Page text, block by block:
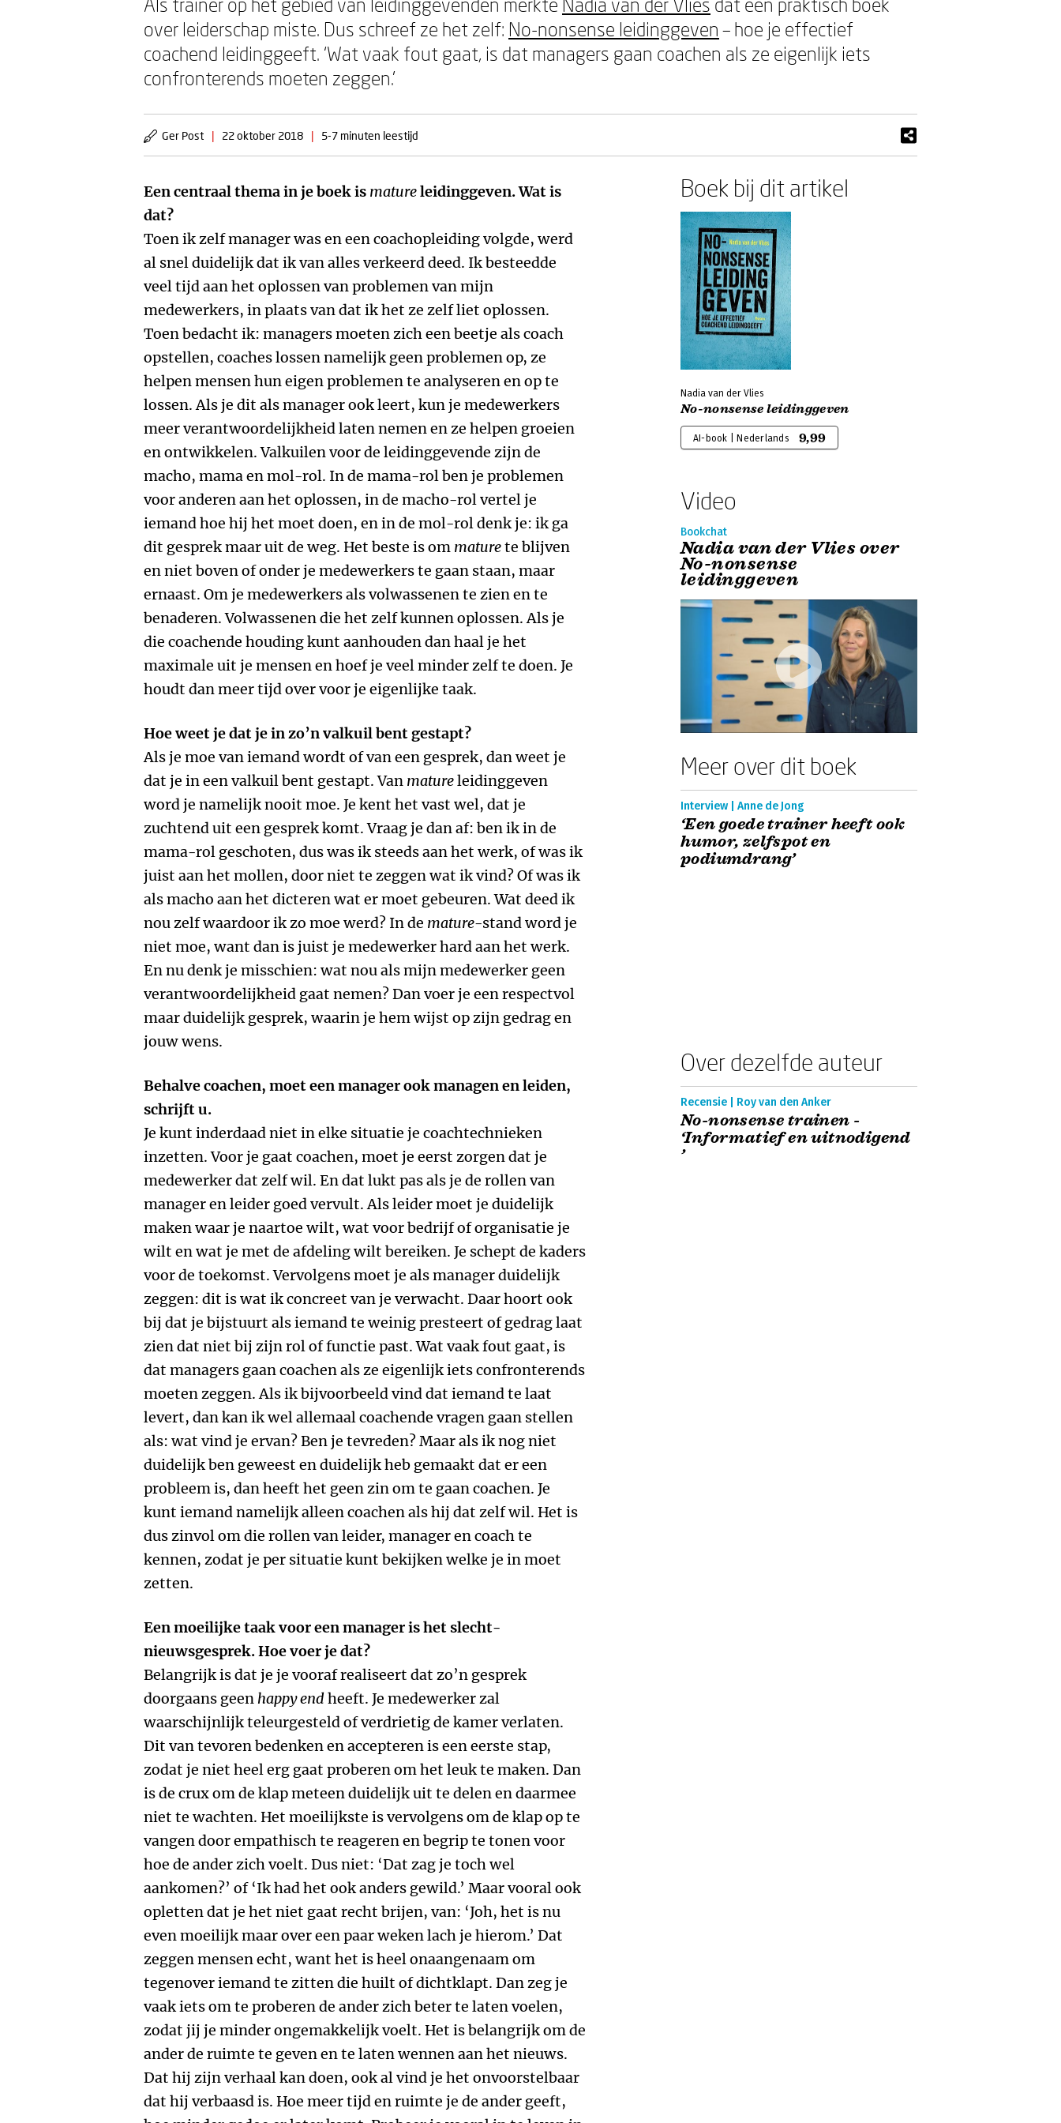
over leiderschap miste. Dus schreef ze het zelf: No-nonsense leidinggeven – hoe je effectief
coachend leidinggeeft. ‘Wat vaak fout gaat, is dat managers gaan coachen als ze eigenlijk iets
confronterends moeten zeggen.’
Ger Post | 22 oktober 2018 | 5-7 minuten leestijd
Een centraal thema in je boek is matureleidinggeven. Wat is
dat?
Toen ik zelf manager was en een coachopleiding volgde, werd
al snel duidelijk dat ik van alles verkeerd deed. Ik besteedde
veel tijd aan het oplossen van problemen van mijn
medewerkers, in plaats van dat ik het ze zelf liet oplossen.
Toen bedacht ik: managers moeten zich een beetje als coach
opstellen, coaches lossen namelijk geen problemen op, ze
helpen mensen hun eigen problemen te analyseren en op te
lossen. Als je dit als manager ook leert, kun je medewerkers
meer verantwoordelijkheid laten nemen en ze helpen groeien
en ontwikkelen. Valkuilen voor de leidinggevende zijn de
macho, mama en mol-rol. In de mama-rol ben je problemen
voor anderen aan het oplossen, in de macho-rol vertel je
iemand hoe hij het moet doen, en in de mol-rol denk je: ik ga
dit gesprek maar uit de weg. Het beste is om maturete blijven
en niet boven of onder je medewerkers te gaan staan, maar
ernaast. Om je medewerkers als volwassenen te zien en te
benaderen. Volwassenen die het zelf kunnen oplossen. Als je
die coachende houding kunt aanhouden dan haal je het
maximale uit je mensen en hoef je veel minder zelf te doen. Je
houdt dan meer tijd over voor je eigenlijke taak.
Hoe weet je dat je in zo’n valkuil bent gestapt?
Als je moe van iemand wordt of van een gesprek, dan weet je
dat je in een valkuil bent gestapt. Van matureleidinggeven
word je namelijk nooit moe. Je kent het vast wel, dat je
zuchtend uit een gesprek komt. Vraag je dan af: ben ik in de
mama-rol geschoten, dus was ik steeds aan het werk, of was ik
juist aan het mollen, door niet te zeggen wat ik vind? Of was ik
als macho aan het dicteren wat er moet gebeuren. Wat deed ik
nou zelf waardoor ik zo moe werd? In de mature-stand word je
niet moe, want dan is juist je medewerker hard aan het werk.
En nu denk je misschien: wat nou als mijn medewerker geen
verantwoordelijkheid gaat nemen? Dan voer je een respectvol
maar duidelijk gesprek, waarin je hem wijst op zijn gedrag en
jouw wens.
Behalve coachen, moet een manager ook managen en leiden,
schrijft u.
Je kunt inderdaad niet in elke situatie je coachtechnieken
inzetten. Voor je gaat coachen, moet je eerst zorgen dat je
medewerker dat zelf wil. En dat lukt pas als je de rollen van
manager en leider goed vervult. Als leider moet je duidelijk
maken waar je naartoe wilt, wat voor bedrijf of organisatie je
wilt en wat je met de afdeling wilt bereiken. Je schept de kaders
voor de toekomst. Vervolgens moet je als manager duidelijk
zeggen: dit is wat ik concreet van je verwacht. Daar hoort ook
bij dat je bijstuurt als iemand te weinig presteert of gedrag laat
zien dat niet bij zijn rol of functie past. Wat vaak fout gaat, is
dat managers gaan coachen als ze eigenlijk iets confronterends
moeten zeggen. Als ik bijvoorbeeld vind dat iemand te laat
levert, dan kan ik wel allemaal coachende vragen gaan stellen
als: wat vind je ervan? Ben je tevreden? Maar als ik nog niet
duidelijk ben geweest en duidelijk heb gemaakt dat er een
probleem is, dan heeft het geen zin om te gaan coachen. Je
kunt iemand namelijk alleen coachen als hij dat zelf wil. Het is
dus zinvol om die rollen van leider, manager en coach te
kennen, zodat je per situatie kunt bekijken welke je in moet
zetten.
Een moeilijke taak voor een manager is het slecht-
nieuwsgesprek. Hoe voer je dat?
Belangrijk is dat je je vooraf realiseert dat zo’n gesprek
doorgaans geen happy endheeft. Je medewerker zal
waarschijnlijk teleurgesteld of verdrietig de kamer verlaten.
Dit van tevoren bedenken en accepteren is een eerste stap,
zodat je niet heel erg gaat proberen om het leuk te maken. Dan
is de crux om de klap meteen duidelijk uit te delen en daarmee
niet te wachten. Het moeilijkste is vervolgens om de klap op te
vangen door empathisch te reageren en begrip te tonen voor
hoe de ander zich voelt. Dus niet: ‘Dat zag je toch wel
aankomen?’ of ‘Ik had het ook anders gewild.’ Maar vooral ook
opletten dat je het niet gaat recht brijen, van: ‘Joh, het is nu
even moeilijk maar over een paar weken lach je hierom.’ Dat
zeggen mensen echt, want het is heel onaangenaam om
tegenover iemand te zitten die huilt of dichtklapt. Dan zeg je
vaak iets om te proberen de ander zich beter te laten voelen,
zodat jij je minder ongemakkelijk voelt. Het is belangrijk om de
ander de ruimte te geven en te laten wennen aan het nieuws.
Dat hij zijn verhaal kan doen, ook al vind je het onvoorstelbaar
dat hij verbaasd is. Hoe meer tijd en ruimte je de ander geeft,
Boek bij dit artikel
Nadia van der Vlies
No-nonsense leidinggeven
AI-book | Nederlands 9,99
Video
Bookchat
Nadia van der Vlies over
No-nonsense
leidinggeven
Meer over dit boek
Interview | Anne de Jong
‘Een goede trainer heeft ook
humor, zelfspot en
podiumdrang’
Over dezelfde auteur
Recensie | Roy van den Anker
No-nonsense trainen -
‘Informatief en uitnodigend
’